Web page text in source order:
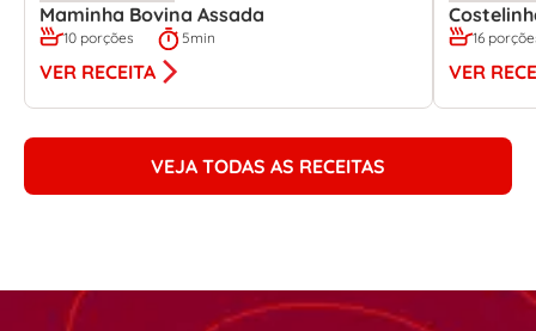
Maminha Bovina Assada
10 porções 5min
VER RECEITA
16
VER
VEJA TODAS AS RECEITAS